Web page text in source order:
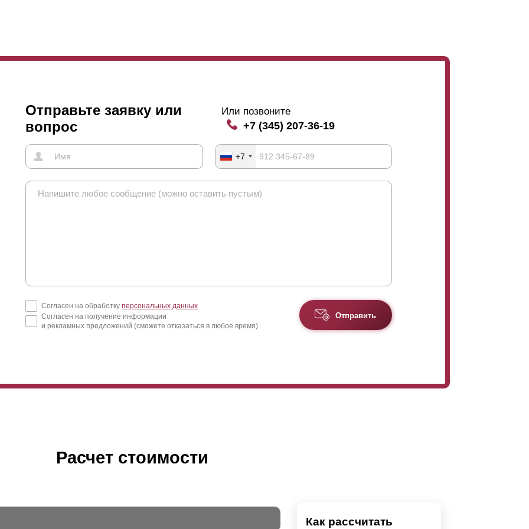
Отправьте заявку или
вопрос
Или позвоните
+7 (345) 207-36-19
+7
Согласен на обработку персональных данных
Согласен на получение информации
и рекламных предложений (сможете отказаться в любое время)
Отправить
Расчет стоимости
Как рассчитать